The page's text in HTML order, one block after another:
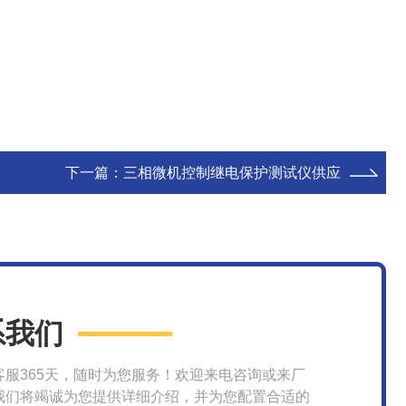
下一篇： 三相微机控制继电保护测试仪供应
们
服365天，随时为您服务！欢迎来电咨询或来厂
们将竭诚为您提供详细介绍，并为您配置合适的